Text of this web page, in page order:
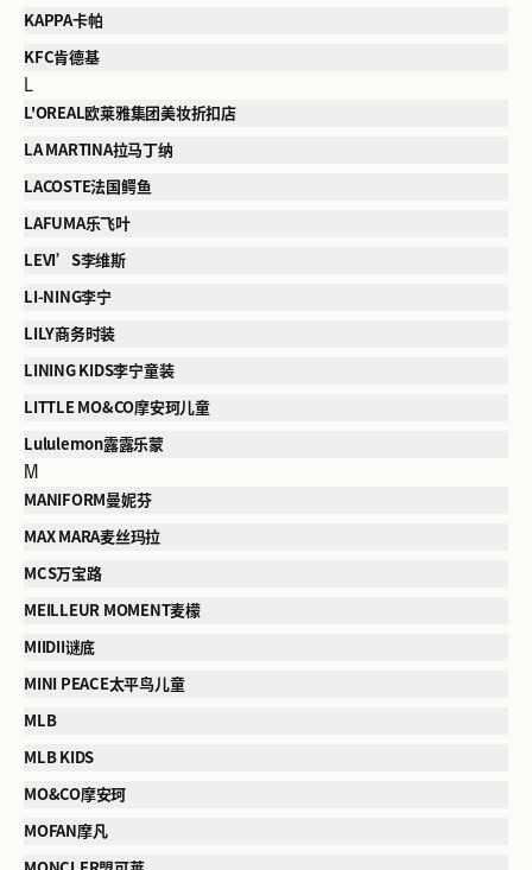
KAPPA卡帕
KFC肯德基
L
L'OREAL欧莱雅集团美妆折扣店
LA MARTINA拉马丁纳
LACOSTE法国鳄鱼
LAFUMA乐飞叶
LEVI’S李维斯
LI-NING李宁
LILY商务时装
LINING KIDS李宁童装
LITTLE MO&CO摩安珂儿童
Lululemon露露乐蒙
M
MANIFORM曼妮芬
MAX MARA麦丝玛拉
MCS万宝路
MEILLEUR MOMENT麦檬
MIIDII谜底
MINI PEACE太平鸟儿童
MLB
MLB KIDS
MO&CO摩安珂
MOFAN摩凡